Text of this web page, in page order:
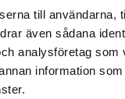
till användarna,
även sådana
analysföretag som
information
131 55 Nacka